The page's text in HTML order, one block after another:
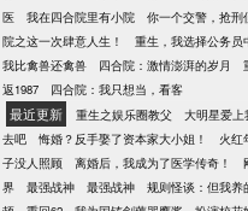
医
我在四合院里有小院 你一个交警，抢刑
院之这一次肆意人生！
重生，我选择公务员
我比禽兽还禽兽
四合院：激情澎湃的岁月
返1987
四合院：我只想当，看客
最近更新 重生之娱乐圈教父 大明星爱上
去吧
悔婚？反手娶了资本家大小姐！ 火红
子没人照顾
离婚后，我成为了医学传奇！
界
最强战神 最强战神 规则怪谈：但我养